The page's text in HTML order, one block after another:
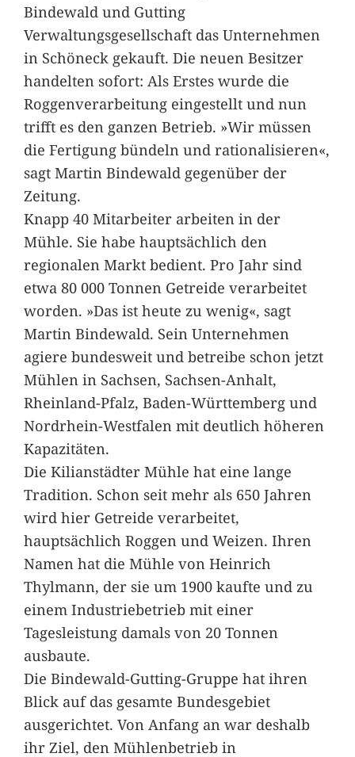
Bindewald und Gutting
Verwaltungsgesellschaft das Unternehmen
in Schöneck gekauft. Die neuen Besitzer
handelten sofort: Als Erstes wurde die
Roggenverarbeitung eingestellt und nun
trifft es den ganzen Betrieb. »Wir müssen
die Fertigung bündeln und rationalisieren«,
sagt Martin Bindewald gegenüber der
Zeitung.
Knapp 40 Mitarbeiter arbeiten in der
Mühle. Sie habe hauptsächlich den
regionalen Markt bedient. Pro Jahr sind
etwa 80 000 Tonnen Getreide verarbeitet
worden. »Das ist heute zu wenig«, sagt
Martin Bindewald. Sein Unternehmen
agiere bundesweit und betreibe schon jetzt
Mühlen in Sachsen, Sachsen-Anhalt,
Rheinland-Pfalz, Baden-Württemberg und
Nordrhein-Westfalen mit deutlich höheren
Kapazitäten.
Die Kilianstädter Mühle hat eine lange
Tradition. Schon seit mehr als 650 Jahren
wird hier Getreide verarbeitet,
hauptsächlich Roggen und Weizen. Ihren
Namen hat die Mühle von Heinrich
Thylmann, der sie um 1900 kaufte und zu
einem Industriebetrieb mit einer
Tagesleistung damals von 20 Tonnen
ausbaute.
Die Bindewald-Gutting-Gruppe hat ihren
Blick auf das gesamte Bundesgebiet
ausgerichtet. Von Anfang an war deshalb
ihr Ziel, den Mühlenbetrieb in